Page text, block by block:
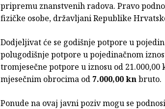
pripremu znanstvenih radova. Pravo
fizičke osobe, državljani Republike
Dodjeljivat će se godišnje potpore u
polugodišnje potpore u pojedinačnom
tromjesečne potpore u iznosu od
mjesečnim obrocima od 7.000,00 knbruto.
Ponude na ovaj javni poziv mogu se